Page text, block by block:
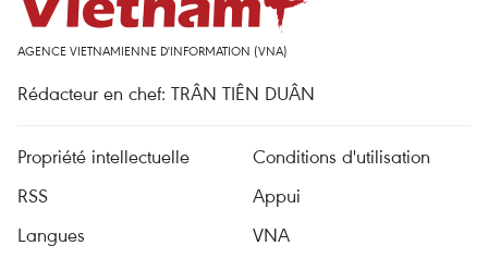
AGENCE VIETNAMIENNE D'INFORMATION (VNA)
Rédacteur en chef: TRÂN TIÊN DUÂN
Propriété intellectuelle
Conditions d'utilisation
RSS
Appui
Langues
VNA